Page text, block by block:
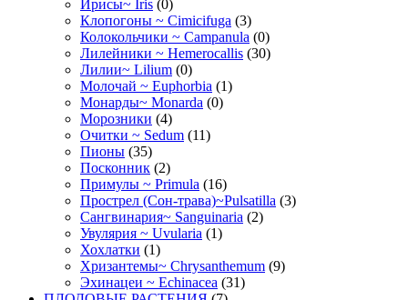
Ирисы~ Iris (0)
Клопогоны ~ Cimicifuga (3)
Колокольчики ~ Campanula (0)
Лилейники ~ Hemerocallis (30)
Лилии~ Lilium (0)
Молочай ~ Euphorbia (1)
Монарды~ Monarda (0)
Морозники (4)
Очитки ~ Sedum (11)
Пионы (35)
Посконник (2)
Примулы ~ Primula (16)
Прострел (Сон-трава)~Pulsatilla (3)
Сангвинария~ Sanguinaria (2)
Увулярия ~ Uvularia (1)
Хохлатки (1)
Хризантемы~ Chrysanthemum (9)
Эхинацеи ~ Echinacea (31)